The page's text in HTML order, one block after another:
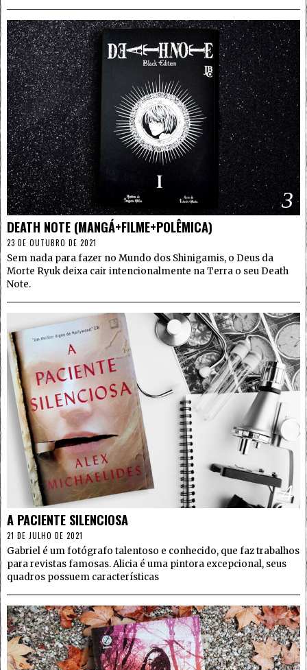
3
DEATH NOTE (MANGÁ+FILME+POLÊMICA)
23 DE OUTUBRO DE 2021
Sem nada para fazer no Mundo dos Shinigamis, o Deus da
Morte Ryuk deixa cair intencionalmente na Terra o seu Death
Note.
4
A PACIENTE SILENCIOSA
21 DE JULHO DE 2021
Gabriel é um fotógrafo talentoso e conhecido, que faz trabalhos
para revistas famosas. Alicia é uma pintora excepcional, seus
quadros possuem características